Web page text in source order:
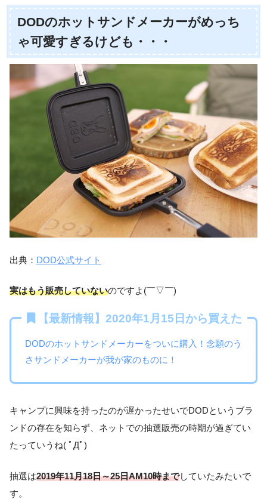
DODのホットサンドメーカーがめっち
ゃ可愛すぎるけども・・・
出典： DOD公式サイト
実はもう販売していないのですよ(￣▽￣)
【最新情報】2020年1月15日から買えた
DODのホットサンドメーカーをついに購入！念願のう
さサンドメーカーが我が家のものに！
キャンプに興味を持ったのが遅かったせいでDODというブラ
ンドの存在を知らず、ネットでの抽選販売の時期が過ぎてい
たっていうね( ﾟДﾟ)
抽選は2019年11月18日～25日AM10時までしていたみたいで
す。